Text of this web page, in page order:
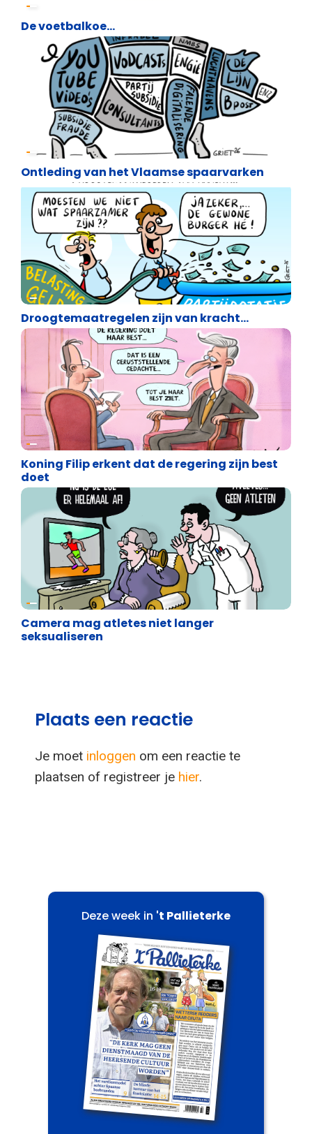
De voetbalkoe…
Cartoons
Ontleding van het Vlaamse spaarvarken
Cartoons
Droogtemaatregelen zijn van kracht…
Cartoons
Koning Filip erkent dat de regering zijn best
doet
Cartoons
Camera mag atletes niet langer
seksualiseren
Plaats een reactie
Je moet inloggen om een reactie te
plaatsen of registreer je hier.
Deze week in 't Pallieterke